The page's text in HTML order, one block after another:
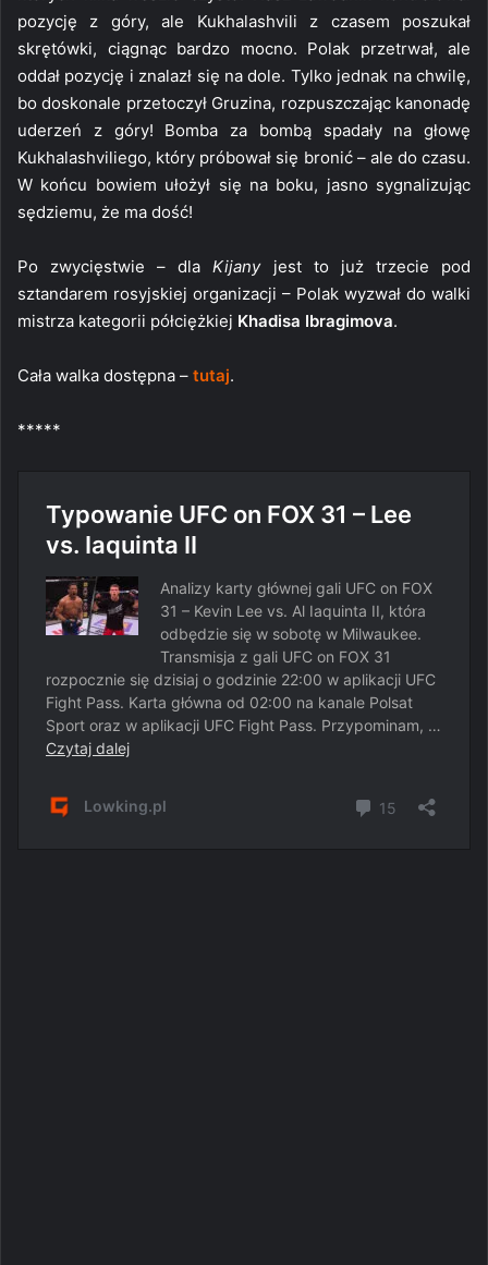
pozycję z góry, ale Kukhalashvili z czasem poszukał
skrętówki, ciągnąc bardzo mocno. Polak przetrwał, ale
oddał pozycję i znalazł się na dole. Tylko jednak na chwilę,
bo doskonale przetoczył Gruzina, rozpuszczając kanonadę
uderzeń z góry! Bomba za bombą spadały na głowę
Kukhalashviliego, który próbował się bronić – ale do czasu.
W końcu bowiem ułożył się na boku, jasno sygnalizując
sędziemu, że ma dość!
Po zwycięstwie – dlaKijanyjest to już trzecie pod
sztandarem rosyjskiej organizacji – Polak wyzwał do walki
mistrza kategorii półciężkiej Khadisa Ibragimova.
Cała walka dostępna – tutaj.
*****